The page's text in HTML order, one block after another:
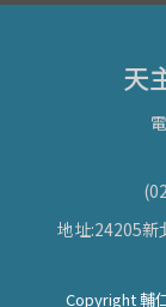
天
地址:24205新
Copyright 輔